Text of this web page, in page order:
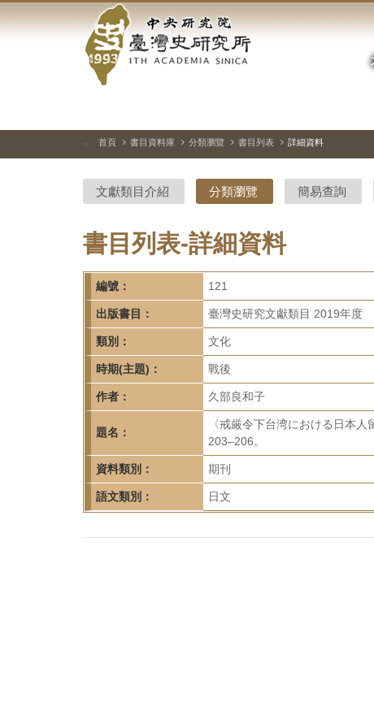
到
中
央
研
院-
臺
灣
史
研
究
所-
首
頁
::: 首頁 書目資料庫 分類瀏覽 書目列表 詳細資料
文獻類目介紹 分類瀏覽 簡易查詢
書目列表-詳細資料
編號： 121
出版書目： 臺灣史研究文獻類目 2019年度
類別： 文化
時期(主題)： 戰後
作者： 久部良和子
題名：
〈戒厳令下台湾における日本
203–206。
資料類別： 期刊
語文類別： 日文